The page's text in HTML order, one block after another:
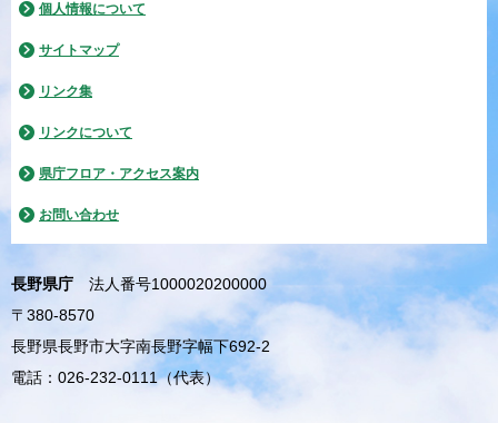
個人情報について
サイトマップ
リンク集
リンクについて
県庁フロア・アクセス案内
お問い合わせ
長野県庁
法人番号1000020200000
〒380-8570
長野県長野市大字南長野字幅下692-2
電話：026-232-0111（代表）